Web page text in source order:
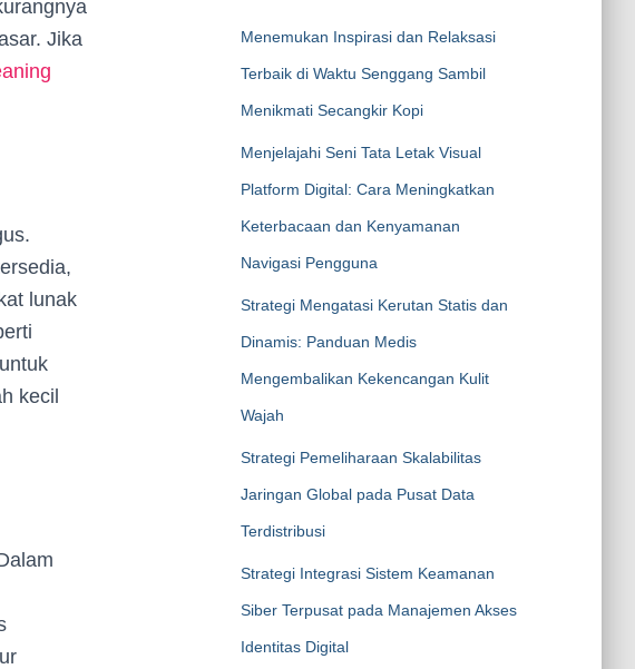
Jika
lunak
kecil
Menemukan Inspirasi dan Relaksasi
Terbaik di Waktu Senggang Sambil
Menikmati Secangkir Kopi
Menjelajahi Seni Tata Letak Visual
Platform Digital: Cara Meningkatkan
Keterbacaan dan Kenyamanan
Navigasi Pengguna
Strategi Mengatasi Kerutan Statis dan
Dinamis: Panduan Medis
Mengembalikan Kekencangan Kulit
Wajah
Strategi Pemeliharaan Skalabilitas
Jaringan Global pada Pusat Data
Terdistribusi
Strategi Integrasi Sistem Keamanan
Siber Terpusat pada Manajemen Akses
Identitas Digital